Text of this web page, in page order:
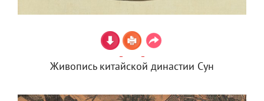
Живопись китайской династии Сун